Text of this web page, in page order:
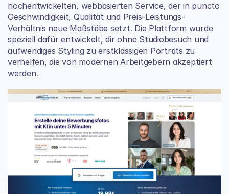
hochentwickelten, webbasierten Service, der in puncto
Geschwindigkeit, Qualität und Preis-Leistungs-
Verhältnis neue Maßstäbe setzt. Die Plattform wurde
speziell dafür entwickelt, dir ohne Studiobesuch und
aufwendiges Styling zu erstklassigen Porträts zu
verhelfen, die von modernen Arbeitgebern akzeptiert
werden.